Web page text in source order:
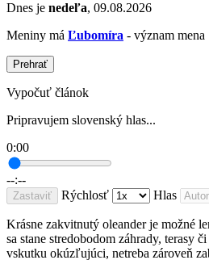
Dnes je nedeľa, 09.08.2026
Meniny má Ľubomíra - význam mena
Prehrať
Vypočuť článok
Pripravujem slovenský hlas...
0:00
--:--
Zastaviť Rýchlosť Hlas
Krásne zakvitnutý oleander je možné
sa stane stredobodom záhrady, terasy
vskutku okúzľujúci, netreba zároveň